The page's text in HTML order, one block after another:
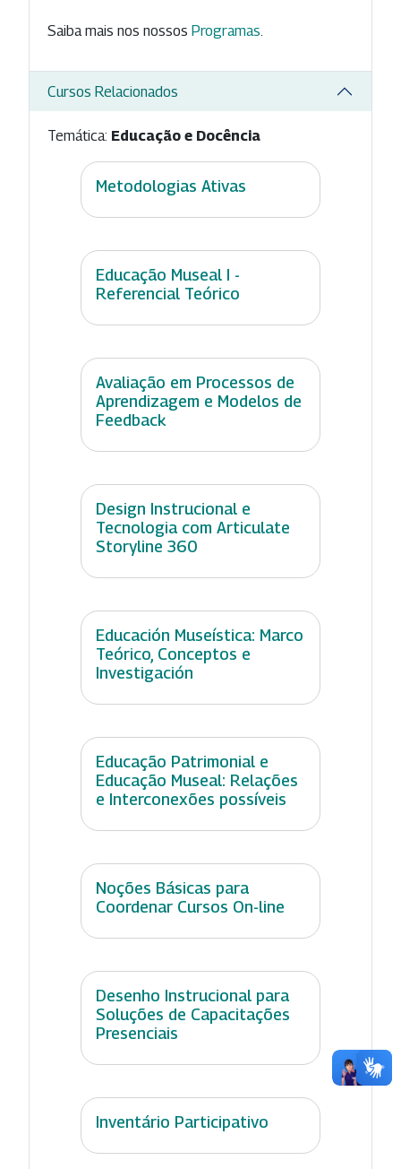
Saiba mais nos nossos Programas.
Cursos Relacionados
Temática: Educação e Docência
Metodologias Ativas
Educação Museal I -
Referencial Teórico
Avaliação em Processos de
Aprendizagem e Modelos de
Feedback
Design Instrucional e
Tecnologia com Articulate
Storyline 360
Educación Museística: Marco
Teórico, Conceptos e
Investigación
Educação Patrimonial e
Educação Museal: Relações
e Interconexões possíveis
Noções Básicas para
Coordenar Cursos On-line
Desenho Instrucional para
Soluções de Capacitações
Presenciais
Inventário Participativo